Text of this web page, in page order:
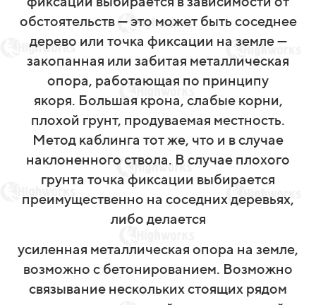
обстоятельств — это может быть соседнее
дерево или точка фиксации на земле —
закопанная или забитая металлическая
опора, работающая по принципу
якоря. Большая крона, слабые корни,
плохой грунт, продуваемая местность.
Метод каблинга тот же, что и в случае
наклоненного ствола. В случае плохого
грунта точка фиксации выбирается
преимущественно на соседних деревьях,
либо делается
усиленная металлическая опора на земле,
возможно с бетонированием. Возможно
связывание нескольких стоящих рядом